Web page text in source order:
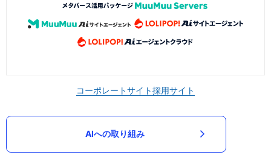
コーポレートサイト採用サイト
AIへの取り組み